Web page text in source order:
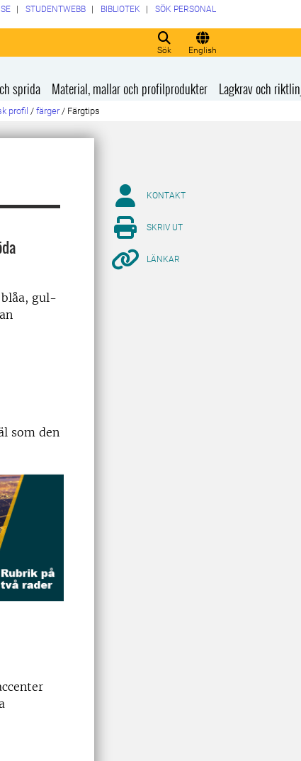
Sök English
STUDENTWEBB BIBLIOTEK SÖK PERSONAL
sprida Material, mallar och profilprodukter Lagkrav och
profil / färger / Färgtips
gul-
som den
KONTAKT
SKRIV UT
LÄNKAR